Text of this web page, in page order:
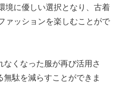
境に優しい選択となり、古着
ァッションを楽しむことがで
なくなった服が再び活用さ
駄を減らすことができま